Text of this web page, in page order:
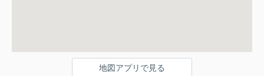
地図アプリで見る